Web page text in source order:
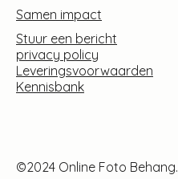
Samen impact
Stuur een bericht
privacy policy
Leveringsvoorwaarden
Kennisbank
©2024 Online Foto Behang.